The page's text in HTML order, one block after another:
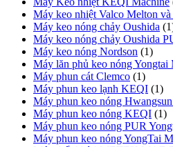
Máy keo nhiệt Valco Melton và
Máy keo nóng chảy Oushida
Máy keo nóng chảy Oushida
Máy keo nóng Nordson (1)
Máy lăn phủ keo nóng Yongtai
Máy phun cát Clemco (1)
Máy phun keo lạnh KEQI (1)
Máy phun keo nóng
Máy phun keo nóng KEQI (1)
Máy phun keo nóng PUR
Máy phun keo nóng YongTai